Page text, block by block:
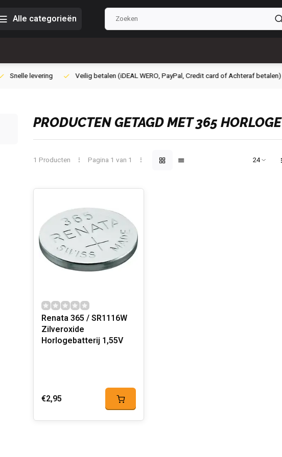
Alle categorieën
Snelle levering Veilig betalen (iDEAL WERO, PayPal, Credit card of Achteraf betalen)
PRODUCTEN GETAGD MET 365 HORLOGE
1 Producten Pagina 1 van 1
Renata 365 / SR1116W
Zilveroxide
Horlogebatterij 1,55V
€2,95